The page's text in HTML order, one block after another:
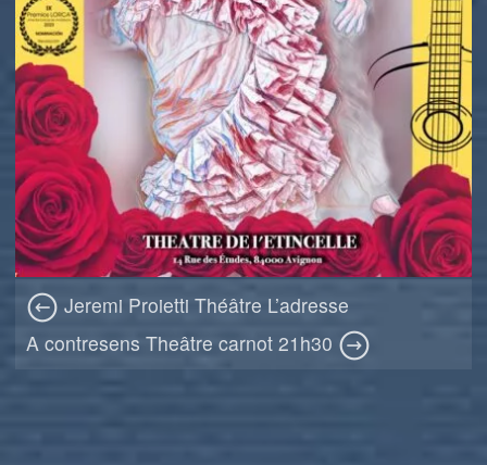
Jeremi Proietti Théâtre L’adresse
A contresens Theâtre carnot 21h30